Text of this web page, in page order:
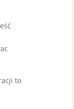
to